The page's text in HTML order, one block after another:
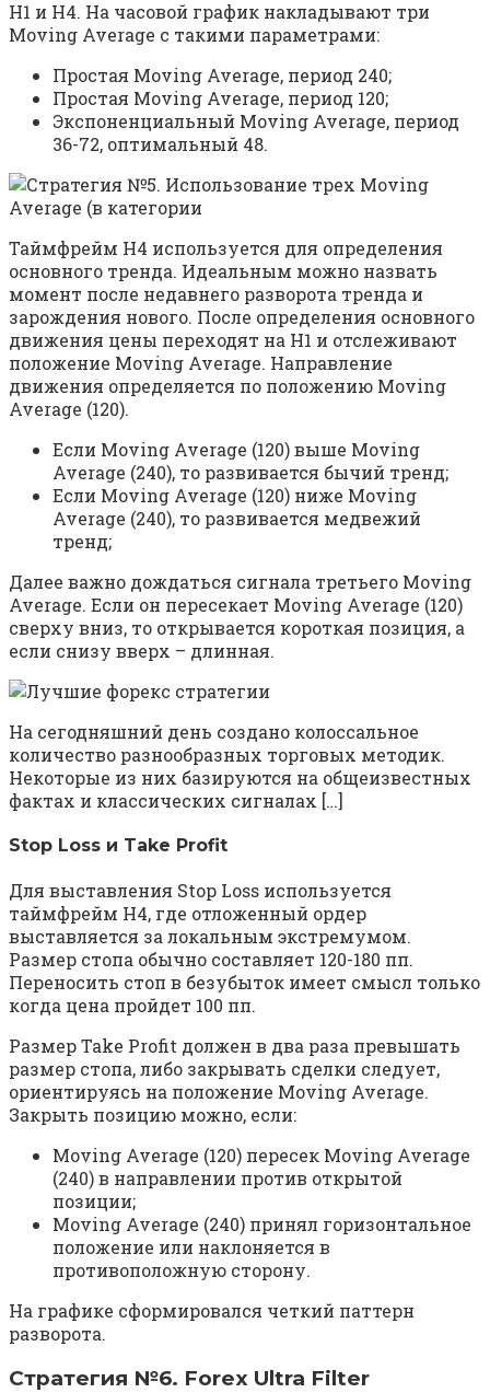
Н1 и Н4. На часовой график накладывают три
Moving Average с такими параметрами:
Простая Moving Average, период 240;
Простая Moving Average, период 120;
Экспоненциальный Moving Average, период
36-72, оптимальный 48.
Таймфрейм Н4 используется для определения
основного тренда. Идеальным можно назвать
момент после недавнего разворота тренда и
зарождения нового. После определения основного
движения цены переходят на Н1 и отслеживают
положение Moving Average. Направление
движения определяется по положению Moving
Average (120).
Если Moving Average (120) выше Moving
Average (240), то развивается бычий тренд;
Если Moving Average (120) ниже Moving
Average (240), то развивается медвежий
тренд;
Далее важно дождаться сигнала третьего Moving
Average. Если он пересекает Moving Average (120)
сверху вниз, то открывается короткая позиция, а
если снизу вверх – длинная.
На сегодняшний день создано колоссальное
количество разнообразных торговых методик.
Некоторые из них базируются на общеизвестных
фактах и классических сигналах […]
Stop Loss и Take Profit
Для выставления Stop Loss используется
таймфрейм Н4, где отложенный ордер
выставляется за локальным экстремумом.
Размер стопа обычно составляет 120-180 пп.
Переносить стоп в безубыток имеет смысл только
когда цена пройдет 100 пп.
Размер Take Profit должен в два раза превышать
размер стопа, либо закрывать сделки следует,
ориентируясь на положение Moving Average.
Закрыть позицию можно, если:
Moving Average (120) пересек Moving Average
(240) в направлении против открытой
позиции;
Moving Average (240) принял горизонтальное
положение или наклоняется в
противоположную сторону.
На графике сформировался четкий паттерн
разворота.
Стратегия №6. Forex Ultra Filter